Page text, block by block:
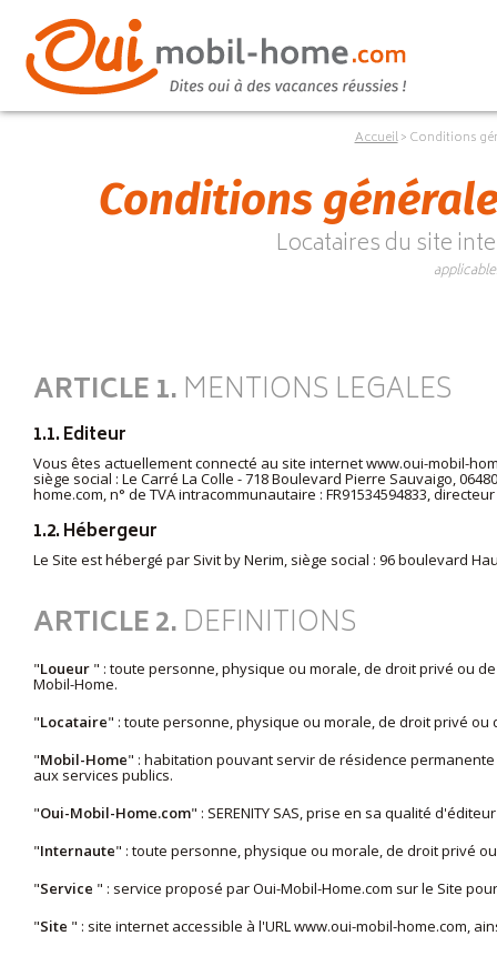
Accueil Conditions
Conditions
Locataires du site
ARTICLE 1.MENTIONS LEGALES
1.1. Editeur
Vous êtes actuellement connecté au site internetwww.oui-mobil-
siège social : Le Carré La Colle - 718 Boulevard Pierre Sauvaigo,
home.com, n° de TVA intracommunautaire : FR91534594833,
1.2. Hébergeur
Le Site est hébergé par Sivit by Nerim, siège social : 96 boulevard
ARTICLE 2.DEFINITIONS
"Loueur " : toute personne, physique ou morale, de droit privé ou
Mobil-Home.
"Locataire" : toute personne, physique ou morale, de droit privé
"Mobil-Home" : habitation pouvant servir de résidence
aux services publics.
"Oui-Mobil-Home.com" : SERENITY SAS, prise en sa qualité
"Internaute" : toute personne, physique ou morale, de droit privé
"Service " : service proposé par Oui-Mobil-Home.com sur le Site
"Site " : site internet accessible à l'URLwww.oui-mobil-home.com,